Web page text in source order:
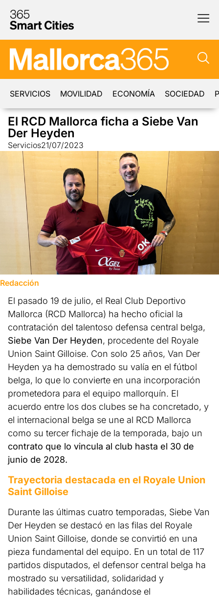
SERVICIOS MOVILIDAD ECONOMÍA SOCIEDAD
El RCD Mallorca ficha a Siebe Van
Der Heyden
Servicios21/07/2023
Redacción
El pasado 19 de julio, el Real Club Deportivo
Mallorca (RCD Mallorca) ha hecho oficial la
contratación del talentoso defensa central belga,
Siebe Van Der Heyden, procedente del Royale
Union Saint Gilloise. Con solo 25 años, Van Der
Heyden ya ha demostrado su valía en el fútbol
belga, lo que lo convierte en una incorporación
prometedora para el equipo mallorquín. El
acuerdo entre los dos clubes se ha concretado, y
el internacional belga se une al RCD Mallorca
como su tercer fichaje de la temporada, bajo un
contrato que lo vincula al club hasta el 30 de
junio de 2028.
Trayectoria destacada en el Royale Union
Saint Gilloise
Durante las últimas cuatro temporadas, Siebe Van
Der Heyden se destacó en las filas del Royale
Union Saint Gilloise, donde se convirtió en una
pieza fundamental del equipo. En un total de 117
partidos disputados, el defensor central belga ha
mostrado su versatilidad, solidaridad y
habilidades técnicas, ganándose el